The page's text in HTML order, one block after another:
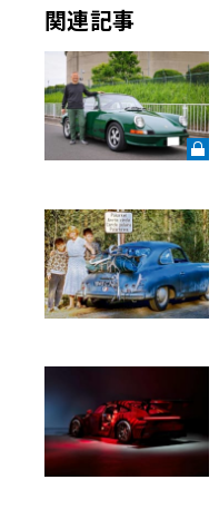
関連記事